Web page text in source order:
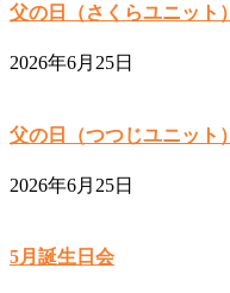
父の日（さくらユニット）
2026年6月25日
父の日（つつじユニット）
2026年6月25日
5月誕生日会